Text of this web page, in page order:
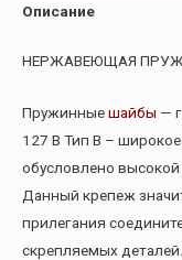
Описание
НЕРЖАВЕЮЩАЯ
Пружинныешайбы —
127 B Тип B –
обусловлено
Данный крепеж
прилегания
скрепляемых